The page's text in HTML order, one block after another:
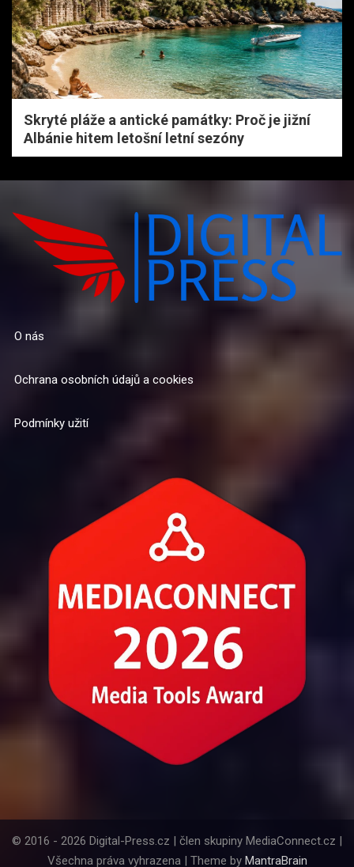
Skryté pláže a antické památky: Proč je jižní
Albánie hitem letošní letní sezóny
O nás
Ochrana osobních údajů a cookies
Podmínky užití
© 2016 - 2026 Digital-Press.cz | člen skupiny MediaConnect.cz |
Všechna práva vyhrazena | Theme by MantraBrain